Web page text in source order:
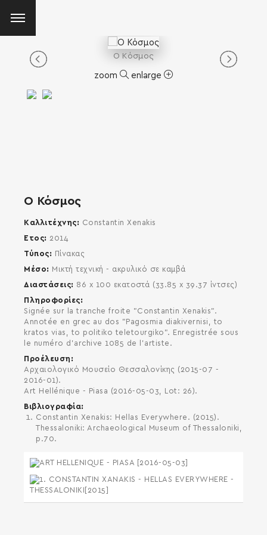
O Κόσμος
zoom enlarge
O Κόσμος
Καλλιτέχνης
Constantin Xenakis
Έτος
2014
Τύπος
Πίνακας
Μέσο
Μικτή τεχνική - ακρυλικό σε καμβά
Διαστάσεις
86 x 100 εκατοστά (33.85 x 39.37 ίντσες)
Πληροφορίες
Signée sur la tranche froite "Constantin Xenakis".
Annotée en grec au dos "Pagosmia diakivernisi, to
kratos vias, to politiko teletourgiko". Enregistrée sous
le numéro d'archive 1085 de l'artiste.
Προέλευση
Αρχαιολογικό Μουσείο Θεσσαλονίκης (2015-07 -
2016-01).
Art Hellénique - Piasa (2016-05-03, Lot: 26).
Βιβλιογραφία
Constantin Xenakis: Hellas Everywhere. (2015).
Thessaloniki: Archaeological Museum of Thessaloniki,
p.70.